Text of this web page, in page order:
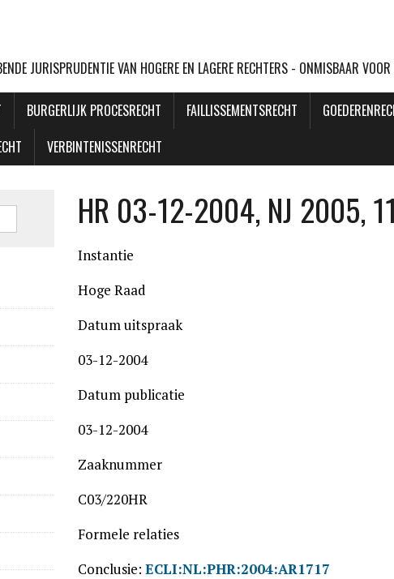
JURISPRUDENTIE VAN HOGERE EN LAGERE RECHTERS - ONMISBAAR
BURGERLIJK PROCESRECHT FAILLISSEMENTSRECHT
VERBINTENISSENRECHT
HR 03-12-2004, NJ 2005,
Instantie
Hoge Raad
Datum uitspraak
03-12-2004
Datum publicatie
03-12-2004
Zaaknummer
C03/220HR
Formele relaties
Conclusie:ECLI:NL:PHR:2004:AR1717